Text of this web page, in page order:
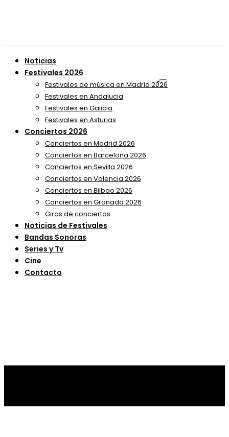
Noticias
Festivales 2026
Festivales de música en Madrid 2026
Festivales en Andalucia
Festivales en Galicia
Festivales en Asturias
Conciertos 2026
Conciertos en Madrid 2026
Conciertos en Barcelona 2026
Conciertos en Sevilla 2026
Conciertos en Valencia 2026
Conciertos en Bilbao 2026
Conciertos en Granada 2026
Giras de conciertos
Noticias de Festivales
Bandas Sonoras
Series y Tv
Cine
Contacto